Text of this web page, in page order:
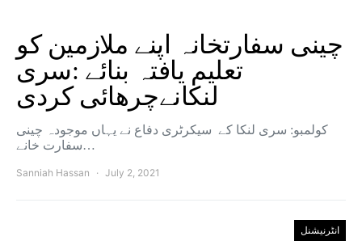
چینی سفارتخانہ اپنے ملازمین کو
تعلیم یافتہ بنائے :سری
لنکانےچرھائی کردی
کولمبو: سری لنکا کے سیکرٹری دفاع نے یہاں موجودہ چینی
سفارت خانے…
Sanniah Hassan July 2, 2021
انٹرنیشنل